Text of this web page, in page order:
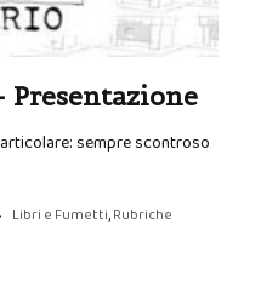
Presentazione
sempre scontroso
Libri e Fumetti,Rubriche